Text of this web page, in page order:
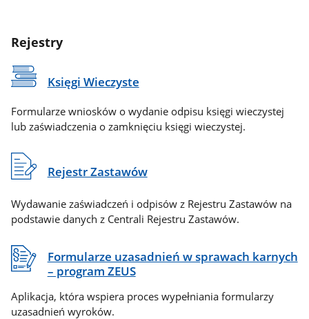
Rejestry
Księgi Wieczyste
Formularze wniosków o wydanie odpisu księgi wieczystej
lub zaświadczenia o zamknięciu księgi wieczystej.
Rejestr Zastawów
Wydawanie zaświadczeń i odpisów z Rejestru Zastawów na
podstawie danych z Centrali Rejestru Zastawów.
Formularze uzasadnień w sprawach karnych
– program ZEUS
Aplikacja, która wspiera proces wypełniania formularzy
uzasadnień wyroków.